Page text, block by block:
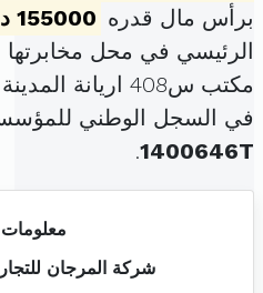
برأس مال قدره 155000 د.ت
الرئيسي في محل مخابرتها
مكتب س408 اريانة المدينة (
في السجل الوطني
1400646T
.
شركة المرجان